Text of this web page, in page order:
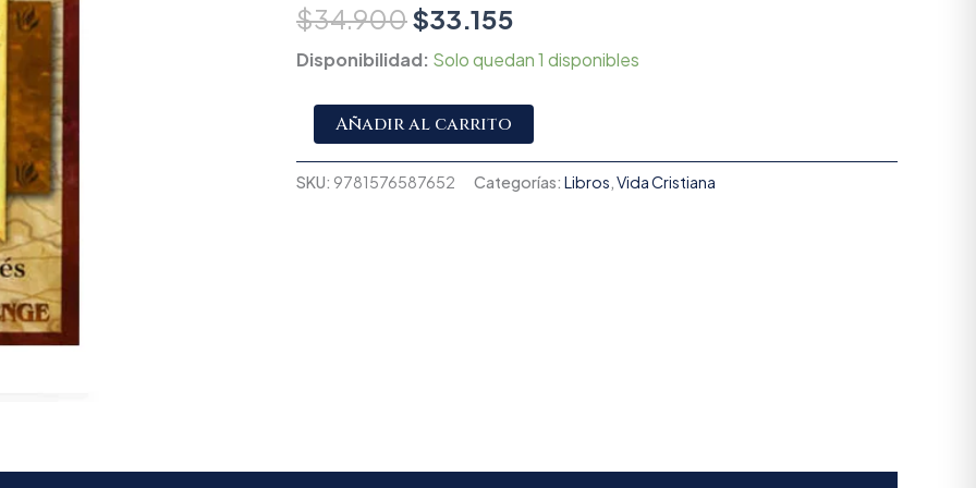
$34.900$33.155
Disponibilidad: Solo quedan 1 disponibles
Añadir al carrito
SKU: 9781576587652 Categorías: Libros,Vida Cristiana